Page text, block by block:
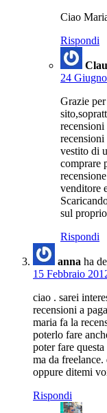
Ciao
Rispondi
24
Grazie
recensioni
vestito di
comprare
venditore
sul
Rispondi
anna ha
15 Febbraio
ciao . sarei
recensioni a
maria fa la
poterlo fare
poter fare
ma da
oppure ditemi
Rispondi